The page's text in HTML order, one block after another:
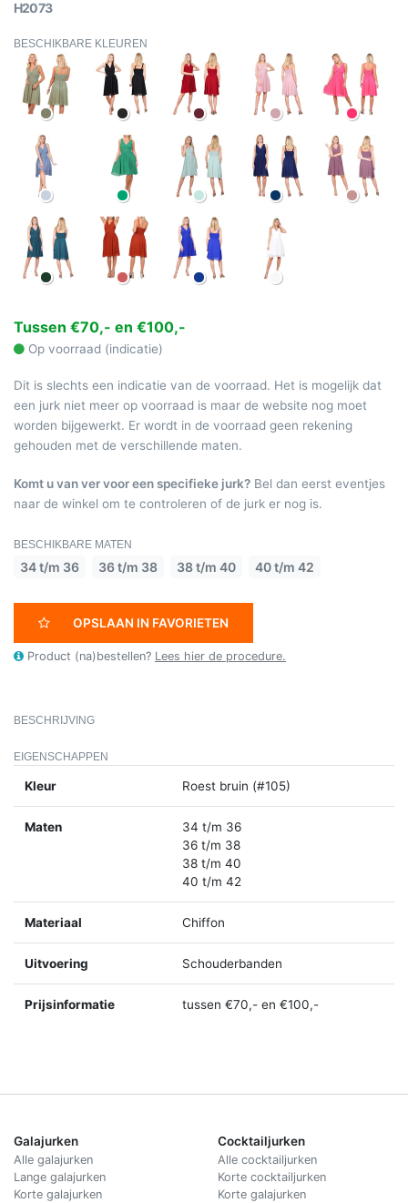
H2073
BESCHIKBARE KLEUREN
Tussen €70,- en €100,-
Op voorraad (indicatie)
Dit is slechts een indicatie van de voorraad. Het is mogelijk dat
een jurk niet meer op voorraad is maar de website nog moet
worden bijgewerkt. Er wordt in de voorraad geen rekening
gehouden met de verschillende maten.
Komt u van ver voor een specifieke jurk? Bel dan eerst eventjes
naar de winkel om te controleren of de jurk er nog is.
BESCHIKBARE MATEN
34 t/m 36 36 t/m 38 38 t/m 40 40 t/m 42
OPSLAAN IN FAVORIETEN
Product (na)bestellen? Lees hier de procedure.
BESCHRIJVING
EIGENSCHAPPEN
Kleur Roest bruin (#105)
Maten
34 t/m 36
36 t/m 38
38 t/m 40
40 t/m 42
Materiaal Chiffon
Uitvoering Schouderbanden
Prijsinformatie tussen €70,- en €100,-
Galajurken
Alle galajurken
Lange galajurken
Korte galajurken
Cocktailjurken
Alle cocktailjurken
Korte cocktailjurken
Korte galajurken